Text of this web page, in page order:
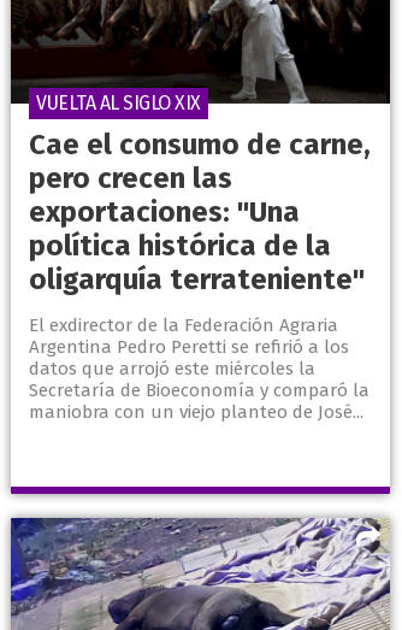
Cae el consumo de carne,
pero crecen las
exportaciones: "Una
política histórica de la
oligarquía terrateniente"
El exdirector de la Federación Agraria
Argentina Pedro Peretti se refirió a los
datos que arrojó este miércoles la
Secretaría de Bioeconomía y comparó la
maniobra con un viejo planteo de José...
VUELTA AL SIGLO XIX